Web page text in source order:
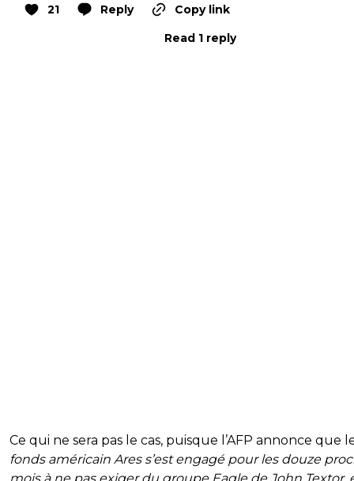
21 Reply
Copy link
Read 1 reply
Ce qui ne sera pas le cas, puisque l’AFP annonce que
fonds américain Ares s’est engagé pour les douze